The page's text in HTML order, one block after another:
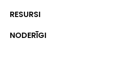
1045
+371 287 18175
Reģ. Nr. 40008002175
Banka: SEB Banka
RESURSI
Dati
NODERĪGI